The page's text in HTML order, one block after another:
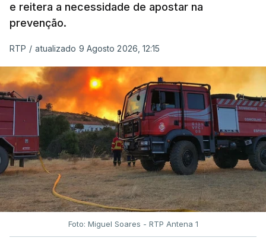
e reitera a necessidade de apostar na
prevenção.
RTP / atualizado 9 Agosto 2026, 12:15
Foto: Miguel Soares - RTP Antena 1